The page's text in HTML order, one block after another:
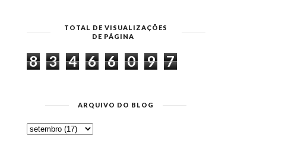
TOTAL DE VISUALIZAÇÕES
DE PÁGINA
8 3 4 6 6 0 9 7
ARQUIVO DO BLOG